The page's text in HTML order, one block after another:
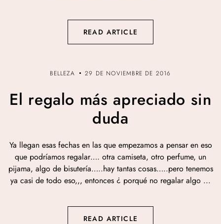
READ ARTICLE
BELLEZA 29 DE NOVIEMBRE DE 2016
El regalo más apreciado sin
duda
Ya llegan esas fechas en las que empezamos a pensar en eso
que podríamos regalar…. otra camiseta, otro perfume, un
pijama, algo de bisutería…..hay tantas cosas…..pero tenemos
ya casi de todo eso,,, entonces ¿ porqué no regalar algo ...
READ ARTICLE